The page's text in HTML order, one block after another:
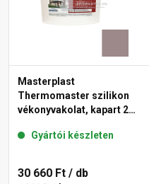
Masterplast
Thermomaster szilikon
vékonyvakolat, kapart 2
Gyártói készleten
30 660 Ft / db